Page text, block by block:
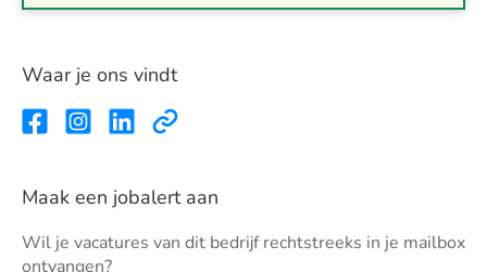
Waar je ons vindt
Maak een jobalert aan
Wil je vacatures van dit bedrijf rechtstreeks in je mailbox
ontvangen?